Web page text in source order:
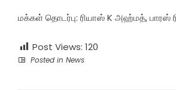
மக்கள் தொடர்பு: ரியாஸ் K அஹ்மத், பாரஸ்
Post Views: 120
Posted in News